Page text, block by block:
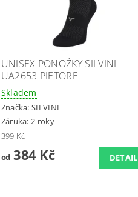
UNISEX PONOŽKY SILVINI
UA2653 PIETORE
Skladem
Značka:SILVINI
Záruka: 2 roky
399 Kč
od384 Kč DETAIL